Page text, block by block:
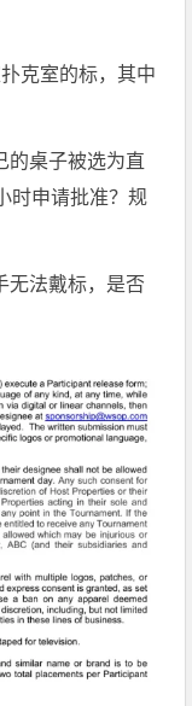
克室的标，其中
的桌子被选为直
时申请批准？规
无法戴标，是否